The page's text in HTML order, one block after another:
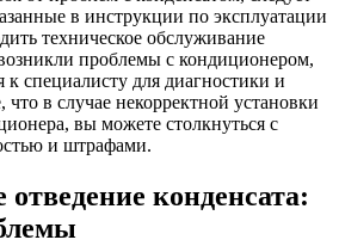
в инструкции по эксплуатации
техническое обслуживание
проблемы с кондиционером,
к специалисту для диагностики и
в случае некорректной установки
вы можете столкнуться с
и штрафами.
отведение конденсата: